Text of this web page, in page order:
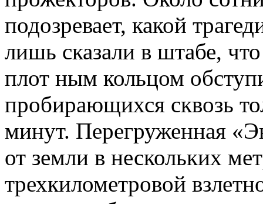
подозревает, какой
лишь сказали в штабе,
плот ным кольцом
пробирающихся сквозь
минут. Перегруженная
от земли в нескольких
трехкилометровой